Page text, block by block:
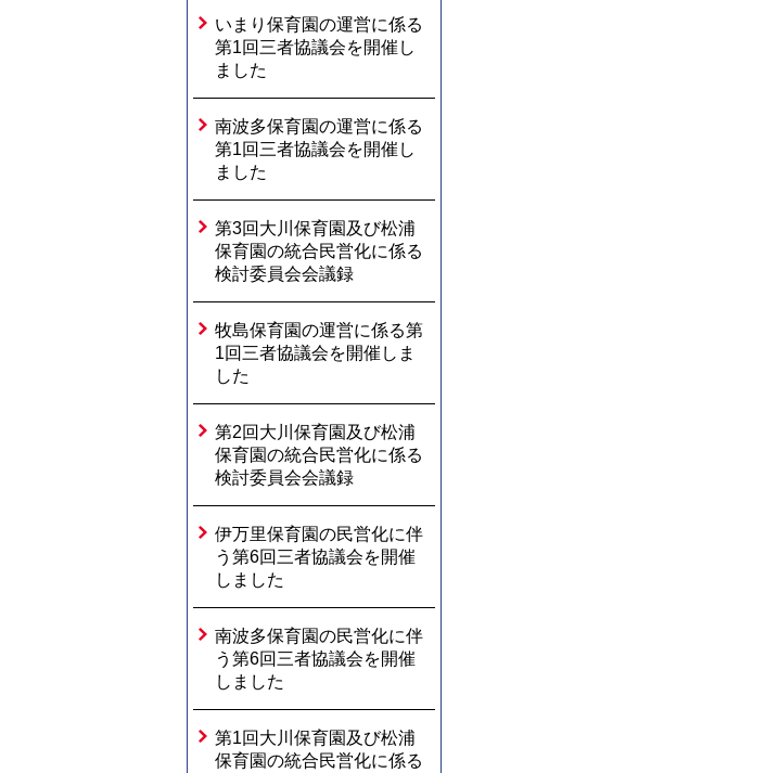
いまり保育園の運営に係る
第1回三者協議会を開催し
ました
南波多保育園の運営に係る
第1回三者協議会を開催し
ました
第3回大川保育園及び松浦
保育園の統合民営化に係る
検討委員会会議録
牧島保育園の運営に係る第
1回三者協議会を開催しま
した
第2回大川保育園及び松浦
保育園の統合民営化に係る
検討委員会会議録
伊万里保育園の民営化に伴
う第6回三者協議会を開催
しました
南波多保育園の民営化に伴
う第6回三者協議会を開催
しました
第1回大川保育園及び松浦
保育園の統合民営化に係る